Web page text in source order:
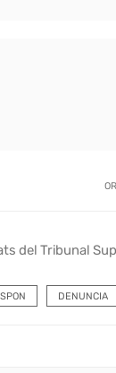
del Tribunal
DENUNCIA